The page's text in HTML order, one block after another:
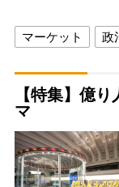
マーケット 政
【特集】億
マ